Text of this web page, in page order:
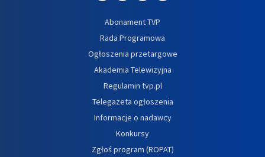
Abonament TVP
Rada Programowa
Ogłoszenia przetargowe
Akademia Telewizyjna
Regulamin tvp.pl
Telegazeta ogłoszenia
Informacje o nadawcy
Konkursy
Zgłoś program (ROPAT)